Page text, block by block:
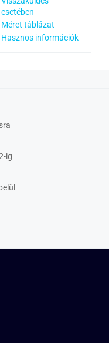
esetében
Méret táblázat
Hasznos információk
ig